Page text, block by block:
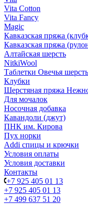
Vita Cotton
Vita Fancy
Magic
Кавказская пряжа
Кавказская пряжа
Алтайская шерсть
NitkiWool
Таблетки Овечья шерсть
Клубки
Шерстяная пряжа
Для мочалок
Носочная добавка
Кавандоли (джут)
ПНК им. Кирова
Пух норки
Addi спицы и крючки
Условия оплаты
Условия доставки
Контакты
+7 925 405 01 13
+7 925 405 01 13
+7 499 637 51 20